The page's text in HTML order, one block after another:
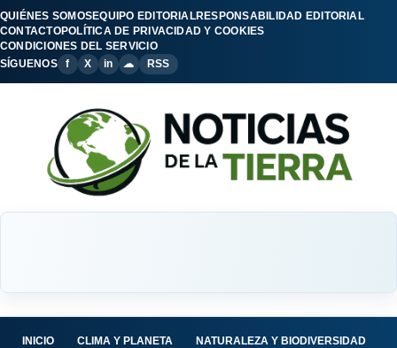
QUIÉNES SOMOSEQUIPO EDITORIALRESPONSABILIDAD EDITORIAL
CONTACTOPOLÍTICA DE PRIVACIDAD Y COOKIES
CONDICIONES DEL SERVICIO
SÍGUENOS
f X in ☁ RSS
INICIO CLIMA Y PLANETA NATURALEZA Y BIODIVERSIDAD